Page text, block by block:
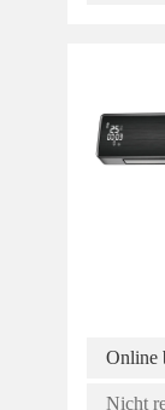
Online
Nicht